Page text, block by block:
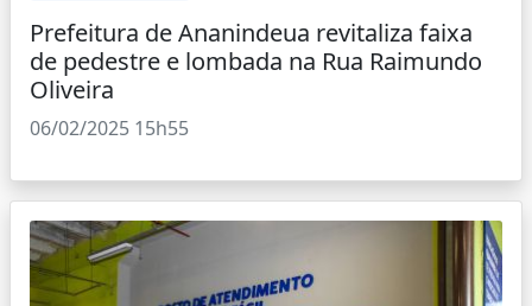
Prefeitura de Ananindeua revitaliza faixa
de pedestre e lombada na Rua Raimundo
Oliveira
06/02/2025 15h55